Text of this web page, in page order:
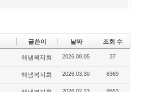
글쓴이 날짜 조회 수
해냄복지회 2026.08.05 37
해냄복지회 2026.03.30 6369